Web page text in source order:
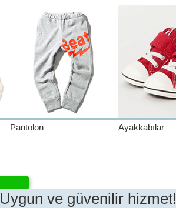
Pantolon Ayakkabılar
Uygun ve güvenilir hizmet!